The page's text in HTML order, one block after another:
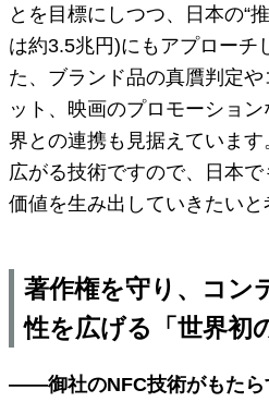
とを目標にしつつ、日本の“
は約3.5兆円)にもアプローチ
た、ブランド品の真贋判定
ット、映画のプロモーショ
界との連携も見据えていま
広がる技術ですので、日本
価値を生み出していきたいと
著作権を守り、コン
性を広げる「世界初
――御社のNFC技術がもたら